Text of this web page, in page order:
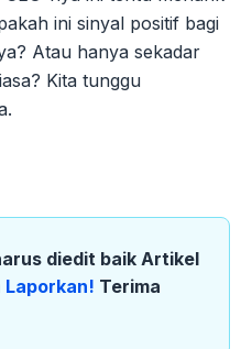
ini sinyal positif bagi
Atau hanya sekadar
Kita tunggu
diedit baik Artikel
Laporkan! Terima